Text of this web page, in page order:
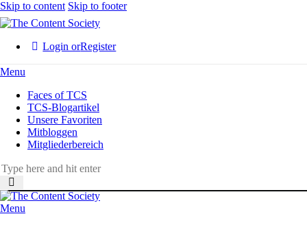
Skip to content Skip to footer
Login orRegister
Menu
Faces of TCS
TCS-Blogartikel
Unsere Favoriten
Mitbloggen
Mitgliederbereich
Menu